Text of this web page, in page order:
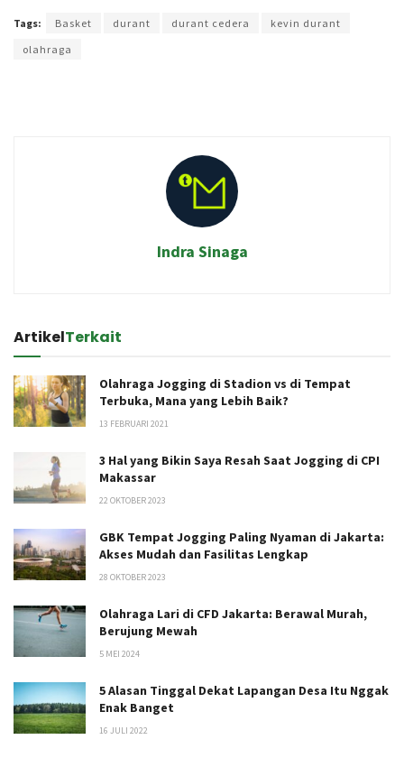
Tags: Basket durant durant cedera
kevin durant
olahraga
Indra Sinaga
ArtikelTerkait
Olahraga Jogging di Stadion vs di Tempat
Terbuka, Mana yang Lebih Baik?
13 FEBRUARI 2021
3 Hal yang Bikin Saya Resah Saat Jogging di CPI
Makassar
22 OKTOBER 2023
GBK Tempat Jogging Paling Nyaman di Jakarta:
Akses Mudah dan Fasilitas Lengkap
28 OKTOBER 2023
Olahraga Lari di CFD Jakarta: Berawal Murah,
Berujung Mewah
5 MEI 2024
5 Alasan Tinggal Dekat Lapangan Desa Itu Nggak
Enak Banget
16 JULI 2022